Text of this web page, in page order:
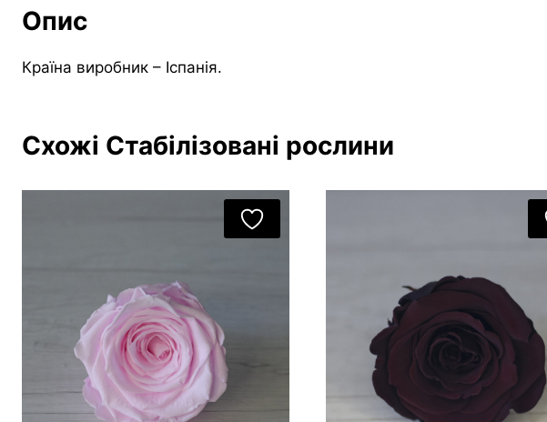
Опис
Країна виробник – Іспанія.
Схожі Стабілізовані рослини